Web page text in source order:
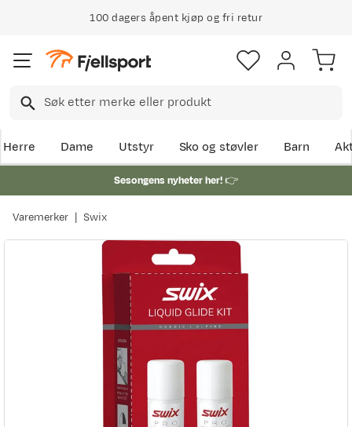
100 dagers åpent kjøp og fri retur
Herre Dame Utstyr Sko og støvler Barn
Sesongens nyheter her!👉
Varemerker Swix